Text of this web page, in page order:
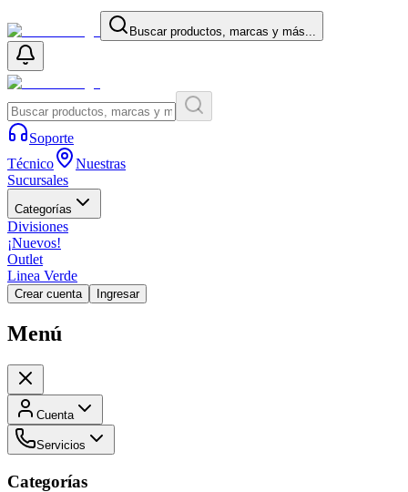
Buscar productos, marcas y más...
Soporte
Técnico
Nuestras
Sucursales
Categorías
Divisiones
¡Nuevos!
Outlet
Linea Verde
Crear cuenta Ingresar
Menú
Cuenta
Servicios
Categorías